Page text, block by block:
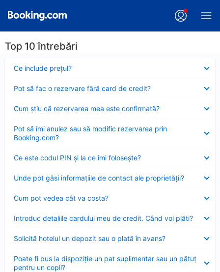
Top 10 întrebări
Ce include preţul?
închis
Pot să fac o rezervare fără card de credit?
închis
Cum ştiu că rezervarea mea este confirmată?
închis
Pot să îmi anulez sau să modific rezervarea prin
Booking.com?
închis
Ce este codul PIN şi la ce îmi foloseşte?
închis
Unde pot găsi informațiile de contact ale proprietății?
închis
Cum pot vedea cât va costa?
închis
Introduc detaliile cardului meu de credit. Când voi plăti?
închis
Solicită hotelul un depozit sau o plată în avans?
închis
Poate fi pus la dispoziție un pat suplimentar sau un pătuț
pentru un copil?
închis